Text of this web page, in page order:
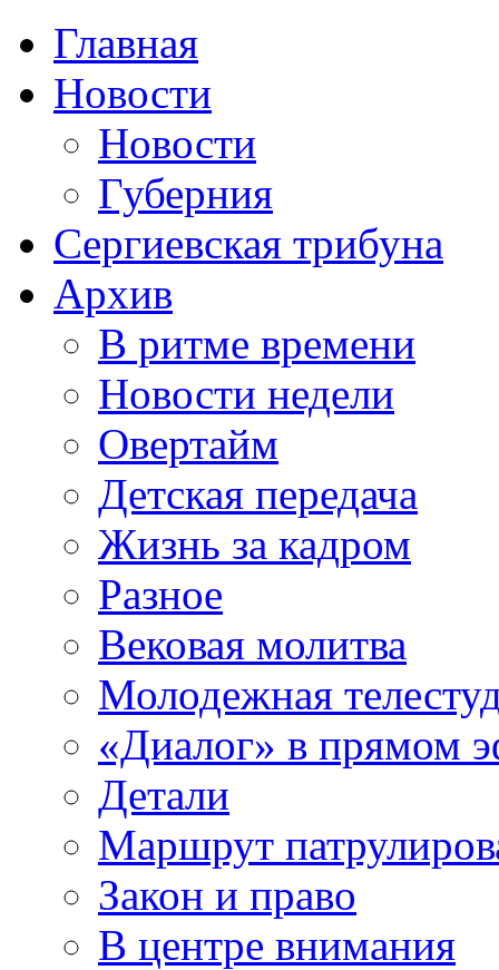
Главная
Новости
Новости
Губерния
Сергиевская трибуна
Архив
В ритме времени
Новости недели
Овертайм
Детская передача
Жизнь за кадром
Разное
Вековая молитва
Молодежная
«Диалог» в прямом
Детали
Маршрут
Закон и право
В центре внимания